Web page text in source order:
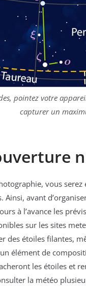
pointez votre
capturer un
vous
avant
à l’avance les
sur les sites
étoiles filantes,
élément de
les étoiles et
la météo